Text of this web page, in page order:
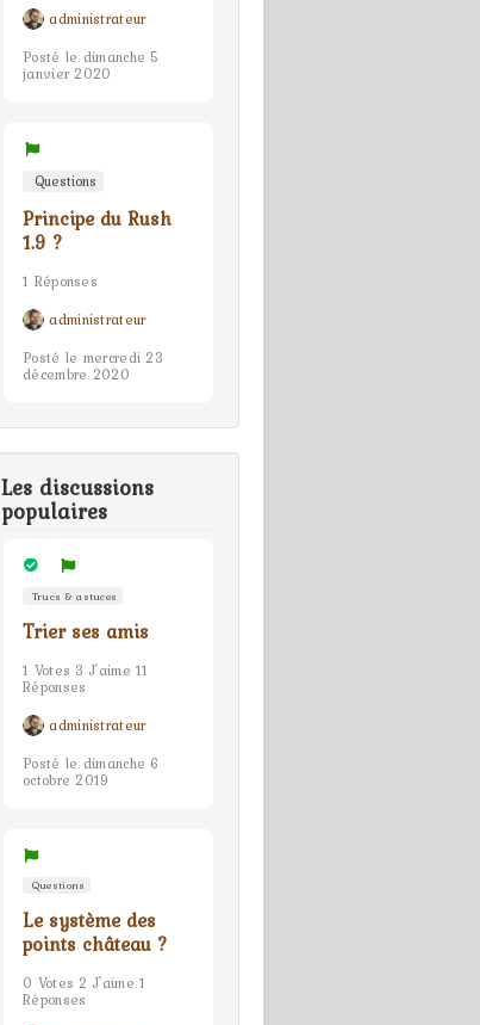
administrateur
Posté le dimanche 5
janvier 2020
Questions
Principe du Rush
1.9 ?
1 Réponses
administrateur
Posté le mercredi 23
décembre 2020
Les discussions
populaires
Trucs & astuces
Trier ses amis
1 Votes 3 J'aime 11
Réponses
administrateur
Posté le dimanche 6
octobre 2019
Questions
Le système des
points château ?
0 Votes 2 J'aime 1
Réponses